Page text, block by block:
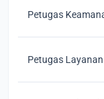
Petugas
Petugas